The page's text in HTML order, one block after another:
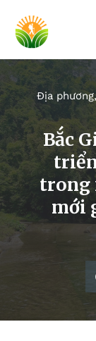
Địa phương
Bắc
trong
mới